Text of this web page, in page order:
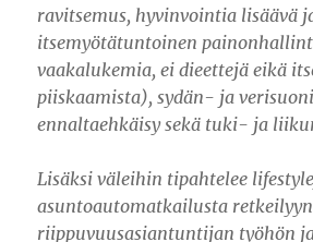
ravitsemus, hyvinvointia lisäävä
itsemyötätuntoinen
vaakalukemia, ei dieettejä eikä
piiskaamista), sydän- ja
ennaltaehkäisy sekä tuki- ja
Lisäksi väleihin tipahtelee
asuntoautomatkailusta
riippuvuusasiantuntijan työhön